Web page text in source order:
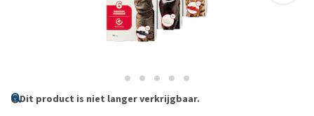
Dit product is niet langer verkrijgbaar.